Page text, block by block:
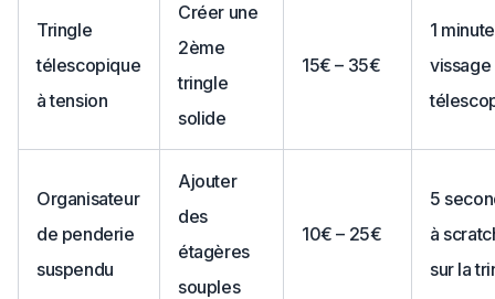
Tringle
télescopique
à tension
Créer une
2ème
tringle
solide
15€ – 35€
1
vissage
Organisateur
de penderie
suspendu
Ajouter
des
étagères
souples
10€ – 25€
5
à
sur la